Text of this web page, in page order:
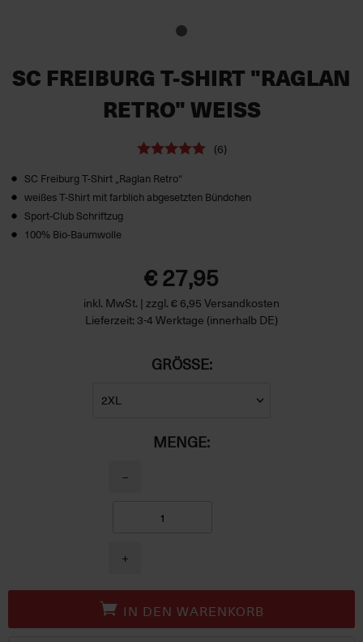
SC FREIBURG T-SHIRT "RAGLAN
RETRO" WEISS
(6)
SC Freiburg T-Shirt „Raglan Retro“
weißes T-Shirt mit farblich abgesetzten Bündchen
Sport-Club Schriftzug
100% Bio-Baumwolle
€ 27,95
inkl. MwSt. | zzgl. € 6,95 Versandkosten
Lieferzeit: 3-4 Werktage (innerhalb DE)
GRÖSSE:
MENGE:
−
+
IN DEN WARENKORB